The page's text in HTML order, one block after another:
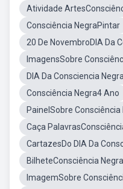
Atividade
Consciência NegraPintar
20 De NovembroDIA Da
ImagensSobre
DIA Da Consciencia
Consciência Negra4 Ano
PainelSobre Consciência
Caça
CartazesDo DIA Da
BilheteConsciência Negra
ImagemSobre